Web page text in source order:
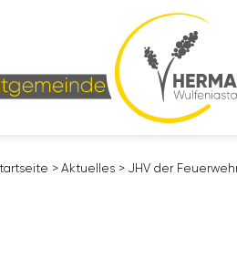
> Aktu­elles > JHV der